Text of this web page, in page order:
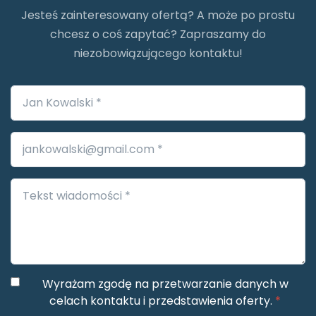
Jesteś zainteresowany ofertą? A może po prostu
chcesz o coś zapytać? Zapraszamy do
niezobowiązującego kontaktu!
Wyrażam zgodę na przetwarzanie danych w
celach kontaktu i przedstawienia oferty. *